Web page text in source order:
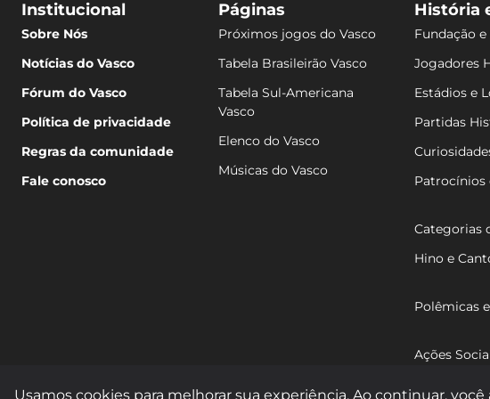
Institucional
Sobre Nós
Notícias do Vasco
Fórum do Vasco
Política de privacidade
Regras da comunidade
Fale conosco
Páginas
Próximos jogos do Vasco
Tabela Brasileirão Vasco
Tabela Sul-Americana
Vasco
Elenco do Vasco
Músicas do Vasco
História
Fundação
Jogadores
Estádios e
Partidas
Patrocínios
Categorias
Hino e
Polêmicas
Ações
Usamos cookies para melhorar sua experiência. Ao continuar, você